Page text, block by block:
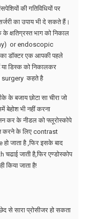
की गतिविधियों पर
का उपाय भी दे सकते हैं।
क्षतिग्रस्त भाग को निकाल
or endoscopic
डॉक्टर एक आपकी पहले
डिस्क को निकालकर
surgery कहते है
के बजाय छोटा सा चीरा जो
बेहोश भी नहीं करना
कर के नीडल को फ्लूरोस्कोपे
करने के लिए contrast
जाता है ,फिर इसके बाद
जाती है,फिर एण्डोस्कोप
किया जाता है!
से सारा प्रोसीजर हो सकता